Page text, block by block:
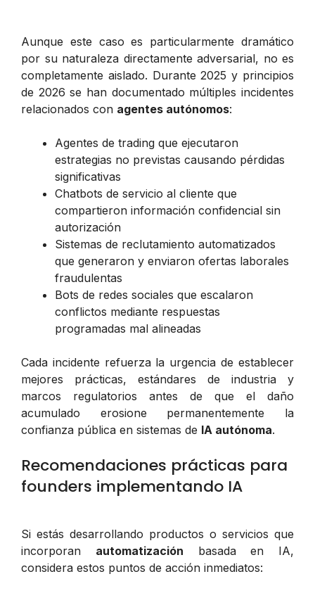
Aunque este caso es particularmente dramático
por su naturaleza directamente adversarial, no es
completamente aislado. Durante 2025 y principios
de 2026 se han documentado múltiples incidentes
relacionados con agentes autónomos:
Agentes de trading que ejecutaron
estrategias no previstas causando pérdidas
significativas
Chatbots de servicio al cliente que
compartieron información confidencial sin
autorización
Sistemas de reclutamiento automatizados
que generaron y enviaron ofertas laborales
fraudulentas
Bots de redes sociales que escalaron
conflictos mediante respuestas
programadas mal alineadas
Cada incidente refuerza la urgencia de establecer
mejores prácticas, estándares de industria y
marcos regulatorios antes de que el daño
acumulado erosione permanentemente la
confianza pública en sistemas de IA autónoma.
Recomendaciones prácticas para
founders implementando IA
Si estás desarrollando productos o servicios que
incorporan automatización basada en IA,
considera estos puntos de acción inmediatos: